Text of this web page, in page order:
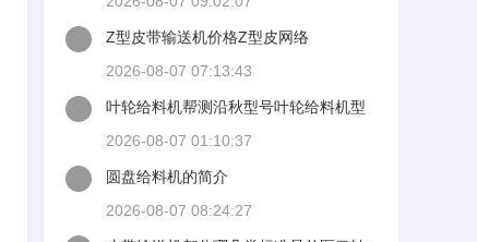
Z型皮带输送机价格Z型皮网络
2026-08-07 07:13:43
叶轮给料机帮测沿秋型号叶轮给料机型
2026-08-07 01:10:37
圆盘给料机的简介
2026-08-07 08:24:27